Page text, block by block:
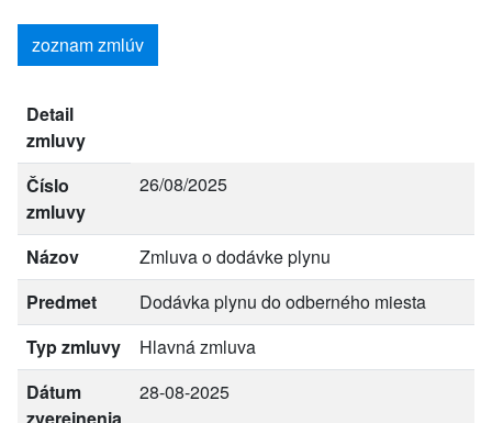
zoznam zmlúv
Detail
zmluvy
Číslo
zmluvy
26/08/2025
Názov
Zmluva o dodávke plynu
Predmet
Dodávka plynu do odberného miesta
Typ zmluvy
Hlavná zmluva
Dátum
28-08-2025